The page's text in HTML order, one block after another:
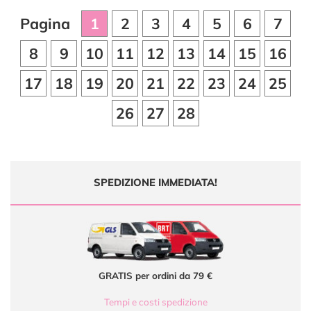
Pagina 1 2 3 4 5 6
7
8
9 10 11 12 13 14 15
16
17
18 19 20 21 22 23 24
25
26
27 28
SPEDIZIONE IMMEDIATA!
GRATIS per ordini da 79 €
Tempi e costi spedizione